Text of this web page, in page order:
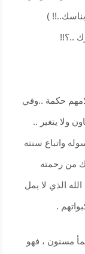
)
..؟!!
حكمة ..وفي
ولا يتغير ..
واتباع سنته
من رحمته
الذي لا يمل
.
مسنون ، فهو